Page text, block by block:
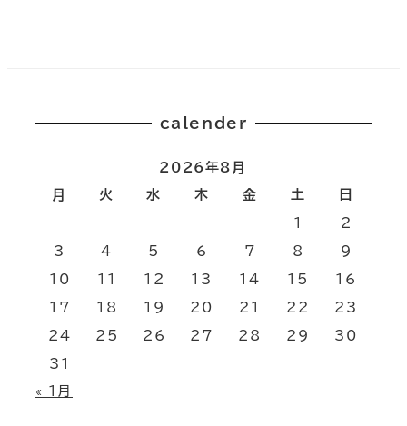
calender
2026年8月
月
火 水 木 金 土 日
1 2
3 4 5 6 7 8 9
10 11 12 13 14 15 16
17 18 19 20 21 22 23
24 25 26 27 28 29 30
31
« 1月